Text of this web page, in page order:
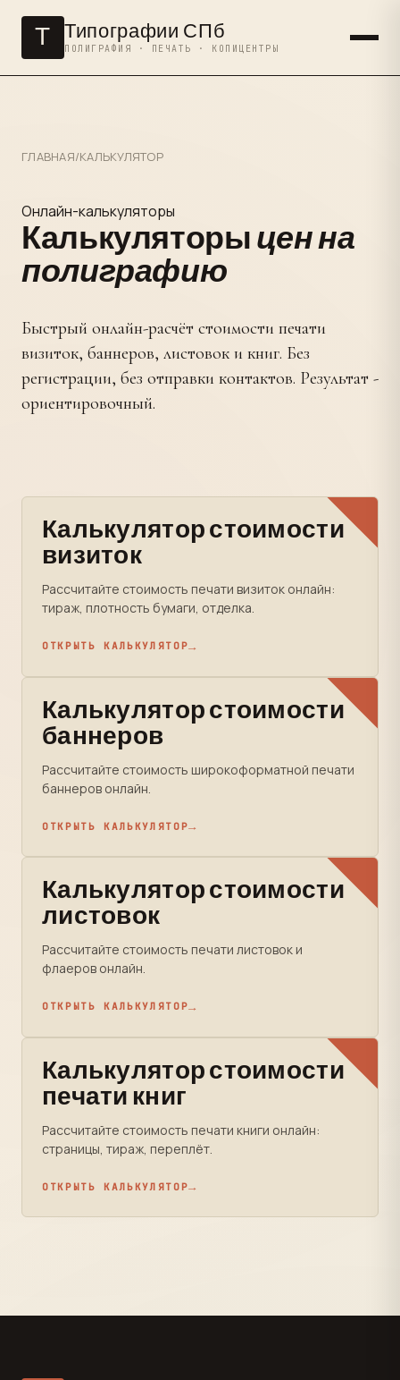
Т Типографии СПб
ПОЛИГРАФИЯ · ПЕЧАТЬ · КОПИЦЕНТРЫ
ГЛАВНАЯ/КАЛЬКУЛЯТОР
Онлайн-калькуляторы
Калькуляторыцен на
полиграфию
Быстрый онлайн-расчёт стоимости печати
визиток, баннеров, листовок и книг. Без
регистрации, без отправки контактов. Результат -
ориентировочный.
Калькулятор стоимости
визиток
Рассчитайте стоимость печати визиток онлайн:
тираж, плотность бумаги, отделка.
ОТКРЫТЬ КАЛЬКУЛЯТОР
Калькулятор стоимости
баннеров
Рассчитайте стоимость широкоформатной печати
баннеров онлайн.
ОТКРЫТЬ КАЛЬКУЛЯТОР
Калькулятор стоимости
листовок
Рассчитайте стоимость печати листовок и
флаеров онлайн.
ОТКРЫТЬ КАЛЬКУЛЯТОР
Калькулятор стоимости
печати книг
Рассчитайте стоимость печати книги онлайн:
страницы, тираж, переплёт.
ОТКРЫТЬ КАЛЬКУЛЯТОР